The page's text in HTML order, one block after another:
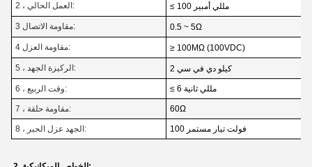
2 ، العمل الحالي: ≤ 100 مللي أمبير
3 مقاومة الاتصال: 0.5 ~ 5Ω
4 مقاومة العزل: ≥ 100MΩ (100VDC)
5 ، الركيزة الجهد: 2 كيلو دي في سي
6 ، وقت الربيع: ≤ 6 مللي ثانية
7 ، مقاومة حلقة: 60Ω
8 ، الجهد عزل الحبر: 100 فولت تيار مستمر